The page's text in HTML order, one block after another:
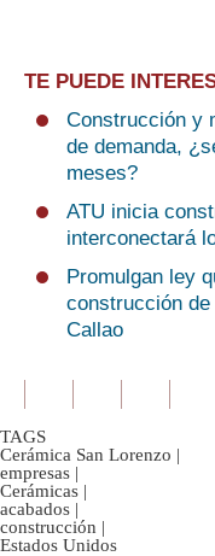
TE PUEDE
Construcción y
de demanda,
meses?
ATU inicia
interconectará
Promulgan ley
construcción
Callao
TAGS
Cerámica San Lorenzo |
empresas |
Cerámicas |
acabados |
construcción |
Estados Unidos